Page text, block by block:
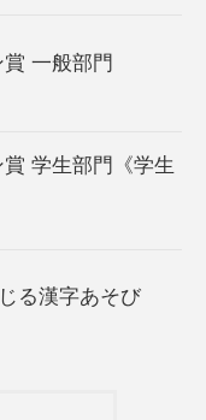
一般部門
学生部門《学生
る漢字あそび